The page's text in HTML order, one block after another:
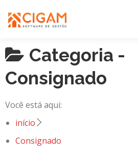
para
INÍCIO NOVIDADES DA VERSÃO
Categoria -
Consignado
Você está aqui:
início
Consignado